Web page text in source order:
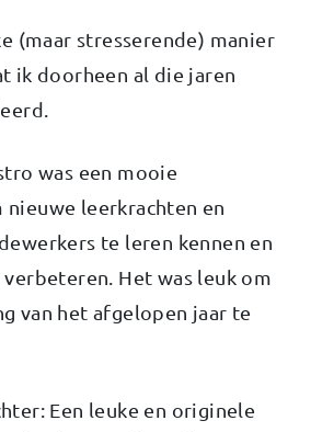
(maar stresserende) manier
ik doorheen al die jaren
was een mooie
nieuwe leerkrachten en
te leren kennen en
verbeteren. Het was leuk om
van het afgelopen jaar te
Een leuke en originele